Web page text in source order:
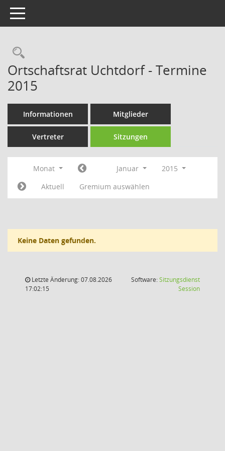
Toggle navigation
Rechercheauswahl
Ortschaftsrat Uchtdorf - Termine
2015
Informationen Mitglieder
Vertreter Sitzungen
Monat Januar
2015
Aktuell
Gremium auswählen
Keine Daten gefunden.
Letzte Änderung: 07.08.2026
17:02:15
Software:Sitzungsdienst
Session(Wird in